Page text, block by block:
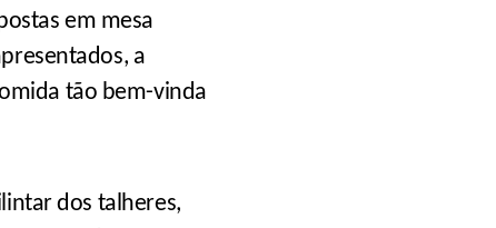
em mesa
a
tão bem-vinda
dos talheres,